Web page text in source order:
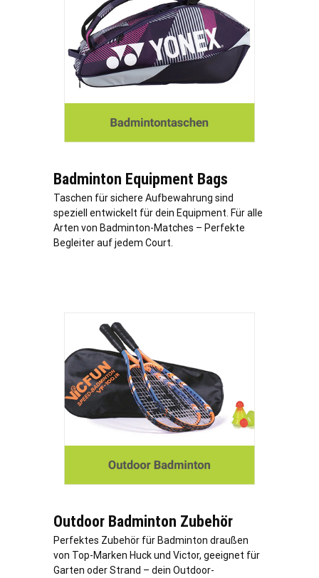
Badminton Equipment Bags
Taschen für sichere Aufbewahrung sind
speziell entwickelt für dein Equipment. Für alle
Arten von Badminton-Matches – Perfekte
Begleiter auf jedem Court.
Outdoor Badminton Zubehör
Perfektes Zubehör für Badminton draußen
von Top-Marken Huck und Victor, geeignet für
Garten oder Strand – dein Outdoor-